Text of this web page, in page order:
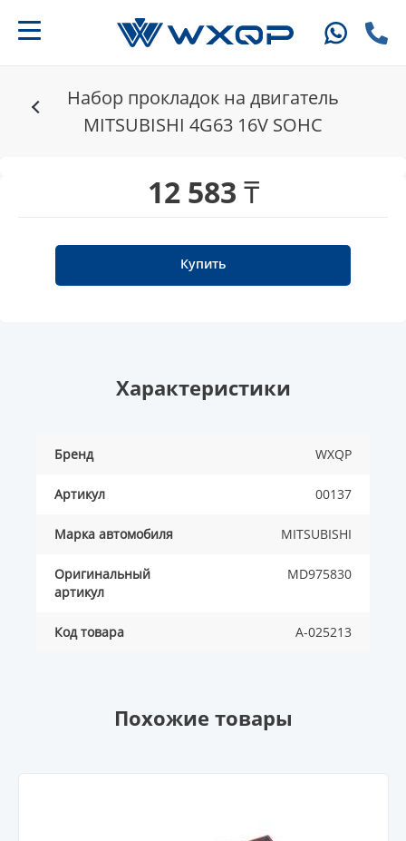
Набор прокладок на двигатель
MITSUBISHI 4G63 16V SOHC
12 583 ₸
Купить
Характеристики
Бренд WXQP
Артикул 00137
Марка автомобиля MITSUBISHI
Оригинальный
артикул
MD975830
Код товара A-025213
Похожие товары